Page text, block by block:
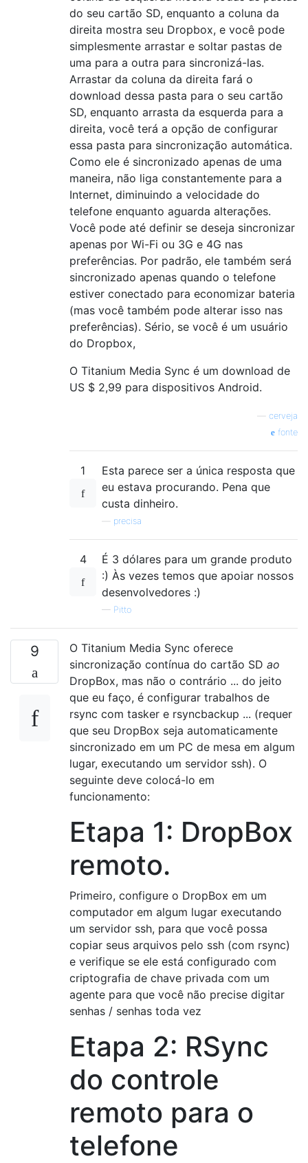
do seu cartão SD, enquanto a coluna da
direita mostra seu Dropbox, e você pode
simplesmente arrastar e soltar pastas de
uma para a outra para sincronizá-las.
Arrastar da coluna da direita fará o
download dessa pasta para o seu cartão
SD, enquanto arrasta da esquerda para a
direita, você terá a opção de configurar
essa pasta para sincronização automática.
Como ele é sincronizado apenas de uma
maneira, não liga constantemente para a
Internet, diminuindo a velocidade do
telefone enquanto aguarda alterações.
Você pode até definir se deseja sincronizar
apenas por Wi-Fi ou 3G e 4G nas
preferências. Por padrão, ele também será
sincronizado apenas quando o telefone
estiver conectado para economizar bateria
(mas você também pode alterar isso nas
preferências). Sério, se você é um usuário
do Dropbox,
O Titanium Media Sync é um download de
US $ 2,99 para dispositivos Android.
cerveja
fonte
1
Esta parece ser a única resposta que
eu estava procurando. Pena que
custa dinheiro.
precisa
4
É 3 dólares para um grande produto
:) Às vezes temos que apoiar nossos
desenvolvedores :)
— Pitto
9
O Titanium Media Sync oferece
sincronização contínua do cartão SD ao
DropBox, mas não o contrário ... do jeito
que eu faço, é configurar trabalhos de
rsync com tasker e rsyncbackup ... (requer
que seu DropBox seja automaticamente
sincronizado em um PC de mesa em algum
lugar, executando um servidor ssh). O
seguinte deve colocá-lo em
funcionamento:
Etapa 1: DropBox
remoto.
Primeiro, configure o DropBox em um
computador em algum lugar executando
um servidor ssh, para que você possa
copiar seus arquivos pelo ssh (com rsync)
e verifique se ele está configurado com
criptografia de chave privada com um
agente para que você não precise digitar
senhas / senhas toda vez
Etapa 2: RSync
do controle
remoto para o
telefone